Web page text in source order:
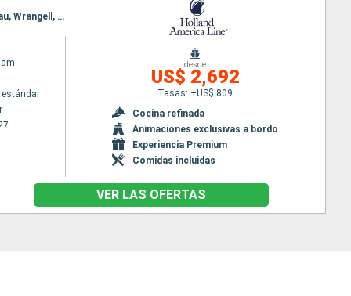
Itinerario : Vancouver, Sitka, Hubard Glacier, Valdez, Kodiak, Homer, Anchorage, Glacier Bay, Juneau, Wrangell, Ketchikán, Prince Rupert, Vancouver
desde
US$ 2,692
Tasas: +US$ 809
Cocina refinada
Animaciones exclusivas a bordo
Experiencia Premium
Comidas incluidas
VER LAS OFERTAS